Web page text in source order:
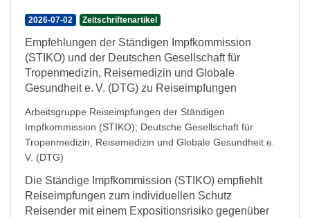
2026-07-02 Zeitschriftenartikel
Empfehlungen der Ständigen Impfkommission
(STIKO) und der Deutschen Gesellschaft für
Tropenmedizin, Reisemedizin und Globale
Gesundheit e. V. (DTG) zu Reiseimpfungen
Arbeitsgruppe Reiseimpfungen der Ständigen
Impfkommission (STIKO); Deutsche Gesellschaft für
Tropenmedizin, Reisemedizin und Globale Gesundheit e.
V. (DTG)
Die Ständige Impfkommission (STIKO) empfiehlt
Reiseimpfungen zum individuellen Schutz
Reisender mit einem Expositionsrisiko gegenüber